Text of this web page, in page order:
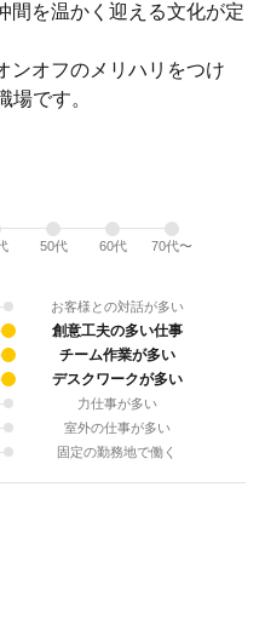
間を温かく迎える文化が定
ンオフのメリハリをつけ
場です。
50代 60代 70代〜
お客様との対話が多い
創意工夫の多い仕事
チーム作業が多い
デスクワークが多い
力仕事が多い
室外の仕事が多い
固定の勤務地で働く